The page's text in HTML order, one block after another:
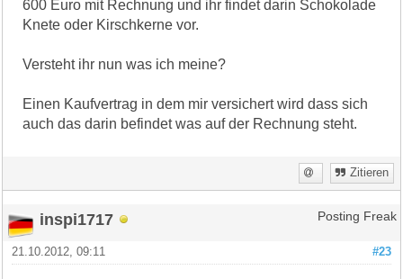
600 Euro mit Rechnung und ihr findet darin Schokolade
Knete oder Kirschkerne vor.
Versteht ihr nun was ich meine?
Einen Kaufvertrag in dem mir versichert wird dass sich
auch das darin befindet was auf der Rechnung steht.
Zitieren
inspi1717 Posting Freak
#23
21.10.2012, 09:11